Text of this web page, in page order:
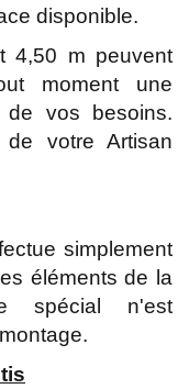
disponible.
4,50 m peuvent
moment une
de vos besoins.
de votre Artisan
simplement
éléments de la
spécial n'est